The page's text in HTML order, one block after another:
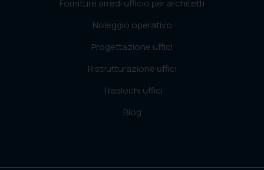
Forniture arredi ufficio per architetti
Noleggio operativo
Progettazione uffici
Ristrutturazione uffici
Traslochi uffici
Blog